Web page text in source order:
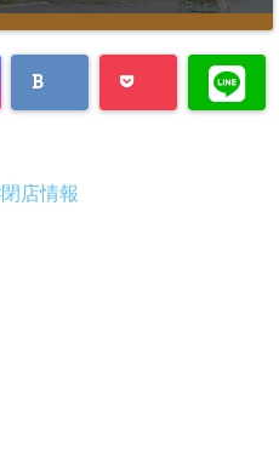
閉店情報